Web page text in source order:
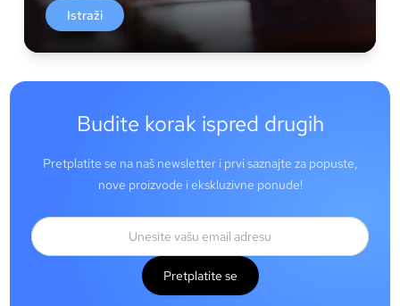
Istraži
Budite korak ispred drugih
Pretplatite se na naš newsletter i prvi saznajte za popuste,
nove proizvode i ekskluzivne ponude!
Pretplatite se